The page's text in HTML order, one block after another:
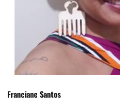
Franciane Santos